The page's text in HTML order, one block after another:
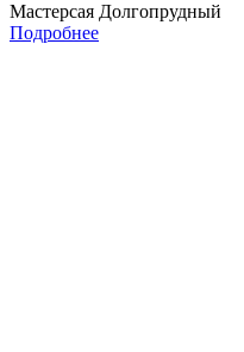
Мастерсая Долгопрудный
Подробнее